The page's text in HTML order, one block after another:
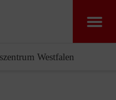
Westfalen